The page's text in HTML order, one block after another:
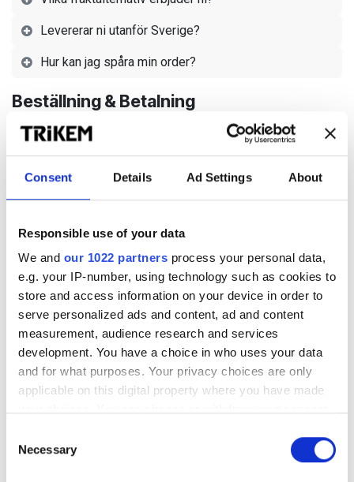
Consent Details Ad Settings About
Responsible use of your data
We and our 1022 partners process your personal data,
e.g. your IP-number, using technology such as cookies to
store and access information on your device in order to
serve personalized ads and content, ad and content
measurement, audience research and services
development. You have a choice in who uses your data
and for what purposes. Your privacy choices are only
applicable on this digital property where you have made
the Privacy trigger icon.
Selection
Necessary
Levererar ni utanför Sverige?
Hur kan jag spåra min order?
Beställning & Betalning
Vilka betalningsmetoder accepterar ni?
Hur får jag faktura på mitt köp?
Retur & Reklamation
Hur gör jag en retur?
Vad gör jag om jag fått fel vara?
Vad gör jag om min produkt är skadad vid leverans?
Hur lång tid tar det att få en återbetalning?
Produkter & Sortiment
Hur vet jag vilken produkt som passar mitt djur?
Innehåller era produkter några dopingsubstanser?